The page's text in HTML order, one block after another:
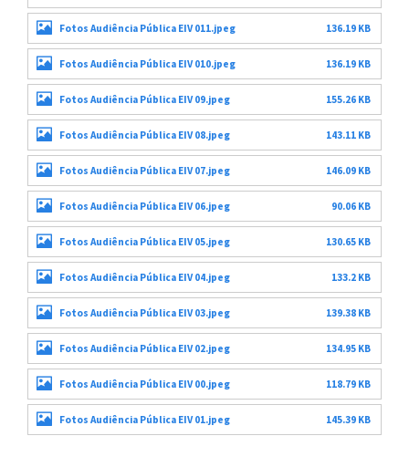
Fotos Audiência Pública EIV 011.jpeg 136.19 KB
Fotos Audiência Pública EIV 010.jpeg 136.19 KB
Fotos Audiência Pública EIV 09.jpeg 155.26 KB
Fotos Audiência Pública EIV 08.jpeg 143.11 KB
Fotos Audiência Pública EIV 07.jpeg 146.09 KB
Fotos Audiência Pública EIV 06.jpeg 90.06 KB
Fotos Audiência Pública EIV 05.jpeg 130.65 KB
Fotos Audiência Pública EIV 04.jpeg 133.2 KB
Fotos Audiência Pública EIV 03.jpeg 139.38 KB
Fotos Audiência Pública EIV 02.jpeg 134.95 KB
Fotos Audiência Pública EIV 00.jpeg 118.79 KB
Fotos Audiência Pública EIV 01.jpeg 145.39 KB